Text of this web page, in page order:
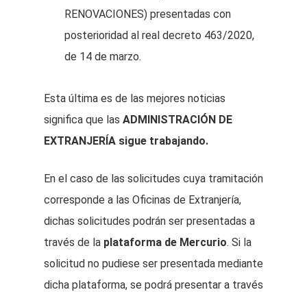
RENOVACIONES) presentadas con
posterioridad al real decreto 463/2020,
de 14 de marzo.
Esta última es de las mejores noticias
significa que las ADMINISTRACIÓN DE
EXTRANJERÍA sigue trabajando.
En el caso de las solicitudes cuya tramitación
corresponde a las Oficinas de Extranjería,
dichas solicitudes podrán ser presentadas a
través de la plataforma de Mercurio. Si la
solicitud no pudiese ser presentada mediante
dicha plataforma, se podrá presentar a través